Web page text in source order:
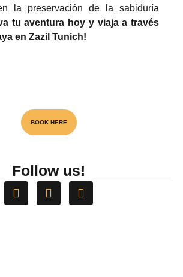
la preservación de la sabiduría
tu aventura hoy y viaja a través
en Zazil Tunich!
BOOK HERE
NATIONAL AWARD
Follow us!